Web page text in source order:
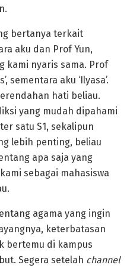
bertanya terkait
aku dan Prof Yun,
kami nyaris sama. Prof
sementara aku ‘Ilyasa’.
hati beliau.
yang mudah dipahami
satu S1, sekalipun
lebih penting, beliau
apa saja yang
sebagai mahasiswa
agama yang ingin
keterbatasan
bertemu di kampus
Segera setelah channel